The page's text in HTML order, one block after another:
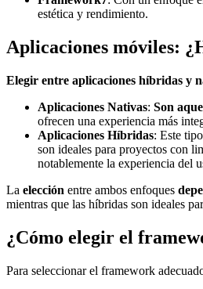
estética y rendimiento.
Aplicaciones móviles:
Elegir entre aplicaciones híbridas y
Aplicaciones Nativas: Son
ofrecen una experiencia más
Aplicaciones Híbridas: Este
son ideales para proyectos con
notablemente la experiencia del
La elección entre ambos enfoques
mientras que las híbridas son ideales
¿Cómo elegir el
Para seleccionar el framework